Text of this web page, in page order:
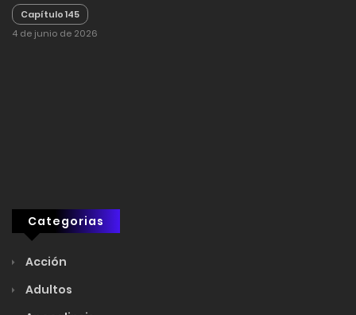
Capítulo 145
4 de junio de 2026
Categorias
Acción
Adultos